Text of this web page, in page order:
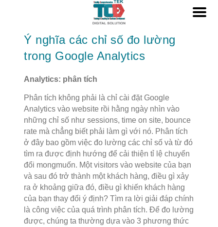
Ý nghĩa các chỉ số đo lường
trong Google Analytics
Analytics: phân tích
Phân tích không phải là chỉ cài đặt Google
Analytics vào website rồi hằng ngày nhìn vào
những chỉ số như sessions, time on site, bounce
rate mà chẳng biết phải làm gì với nó. Phân tích
ở đây bao gồm việc đo lường các chỉ số và từ đó
tìm ra được định hướng để cải thiện tỉ lệ chuyển
đổi mongmuốn. Một visitors vào website của bạn
và sau đó trở thành một khách hàng, điều gì xảy
ra ở khoảng giữa đó, điều gì khiến khách hàng
của bạn thay đổi ý định? Tìm ra lời giải đáp chính
là công việc của quá trình phân tích. Để đo lường
được, chúng ta thường dựa vào 3 phương thức